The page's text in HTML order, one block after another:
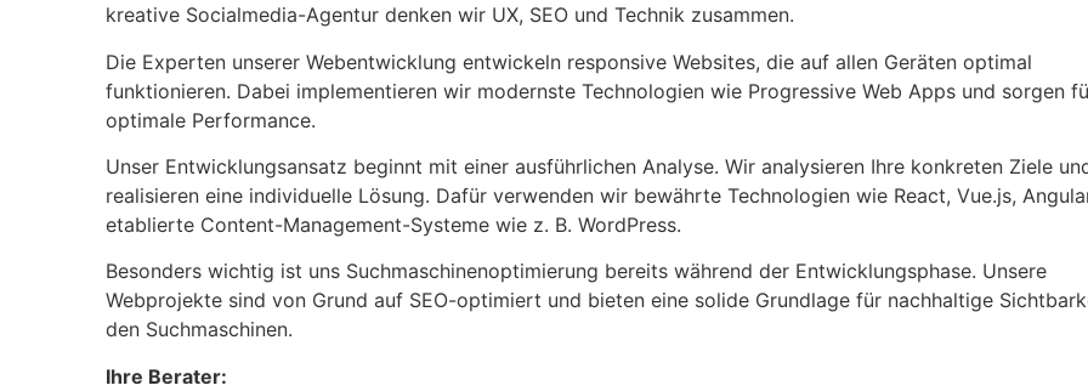
kreative Socialmedia-Agentur denken wir UX, SEO und Technik zusammen.
Die Experten unserer Webentwicklung entwickeln responsive Websites, die auf allen Geräten optimal
funktionieren. Dabei implementieren wir modernste Technologien wie Progressive Web Apps und sorgen
optimale Performance.
Unser Entwicklungsansatz beginnt mit einer ausführlichen Analyse. Wir analysieren Ihre konkreten Ziele
realisieren eine individuelle Lösung. Dafür verwenden wir bewährte Technologien wie React, Vue.js,
etablierte Content-Management-Systeme wie z. B. WordPress.
Besonders wichtig ist uns Suchmaschinenoptimierung bereits während der Entwicklungsphase. Unsere
Webprojekte sind von Grund auf SEO-optimiert und bieten eine solide Grundlage für nachhaltige
den Suchmaschinen.
Ihre Berater: